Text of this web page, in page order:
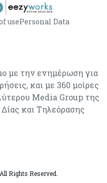
με την ενημέρωση για
και με 360 μοίρες
Media Group της
και Τηλεόρασης
usePersonal Data
Rights Reserved.